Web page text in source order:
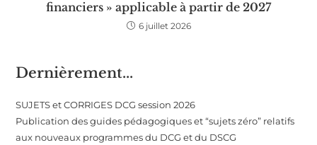
financiers » applicable à partir de 2027
6 juillet 2026
Dernièrement...
SUJETS et CORRIGES DCG session 2026
Publication des guides pédagogiques et “sujets zéro” relatifs
aux nouveaux programmes du DCG et du DSCG